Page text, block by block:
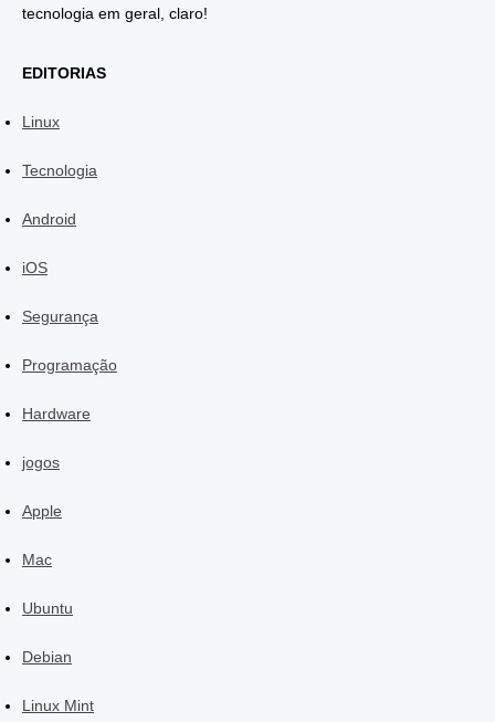
tecnologia em geral, claro!
EDITORIAS
Linux
Tecnologia
Android
iOS
Segurança
Programação
Hardware
jogos
Apple
Mac
Ubuntu
Debian
Linux Mint